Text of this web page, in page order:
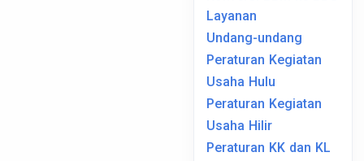
Layanan
Undang-undang
Peraturan Kegiatan
Usaha Hulu
Peraturan Kegiatan
Usaha Hilir
Peraturan KK dan KL